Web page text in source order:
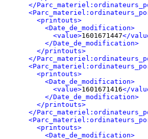
</
<printouts>
<Date_de_modification>
<value>1601671447</
</Date_de_modification>
</printouts>
</
<printouts>
<Date_de_modification>
<value>1601671416</
</Date_de_modification>
</printouts>
</
<printouts>
<Date_de_modification>